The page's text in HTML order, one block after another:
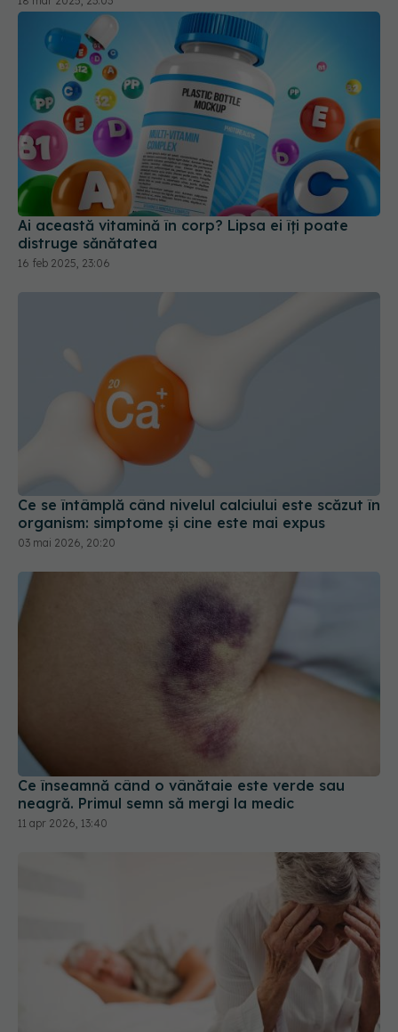
Ai această vitamină în corp? Lipsa ei îți poate
distruge sănătatea
16 feb 2025, 23:06
Ce se întâmplă când nivelul calciului este scăzut în
organism: simptome și cine este mai expus
03 mai 2026, 20:20
Ce înseamnă când o vânătaie este verde sau
neagră. Primul semn să mergi la medic
11 apr 2026, 13:40